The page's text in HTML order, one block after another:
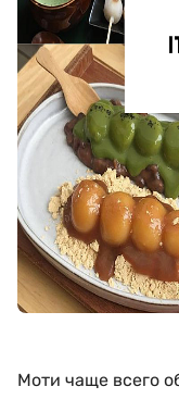
Моти чаще всего